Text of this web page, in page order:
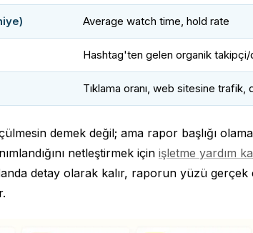
Average watch time, hold rate
Hashtag'ten gelen organik takipçi/
Tıklama oranı, web sitesine trafik,
demek değil; ama rapor başlığı
netleştirmek için işletme yardım
detay olarak kalır, raporun yüzü